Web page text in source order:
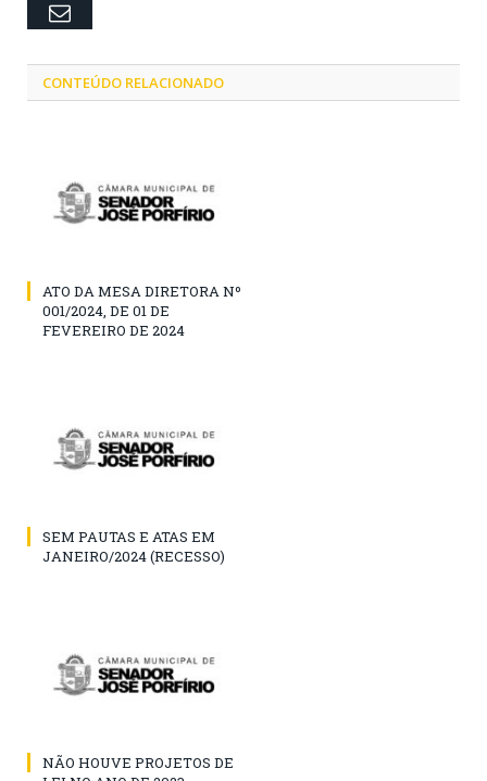
Email
CONTEÚDO RELACIONADO
ATO DA MESA DIRETORA Nº
001/2024, DE 01 DE
FEVEREIRO DE 2024
SEM PAUTAS E ATAS EM
JANEIRO/2024 (RECESSO)
NÃO HOUVE PROJETOS DE